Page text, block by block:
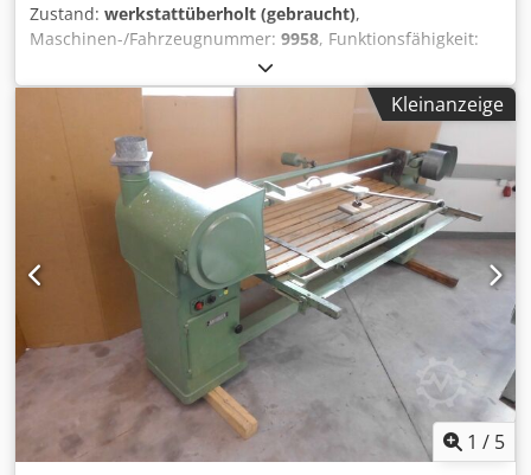
Zustand: werkstattüberholt (gebraucht),
Maschinen-/Fahrzeugnummer: 9958, Funktionsfähigkeit:
, Stromanschluss 380V 7,3kW
Absaugung 1x120 mm 1x180 mm Schleiftisch 2850 x 1550
mm Schleifbandmaße 7820 x 150 mm Dsdpfxoiau Tlj
Aglsck Tischhöhenverstellung über Handrad LxTxH: 4400 x
1700 x 1450 mm Gewicht ca. 1100 kg
Kleinanzeige
1 / 5